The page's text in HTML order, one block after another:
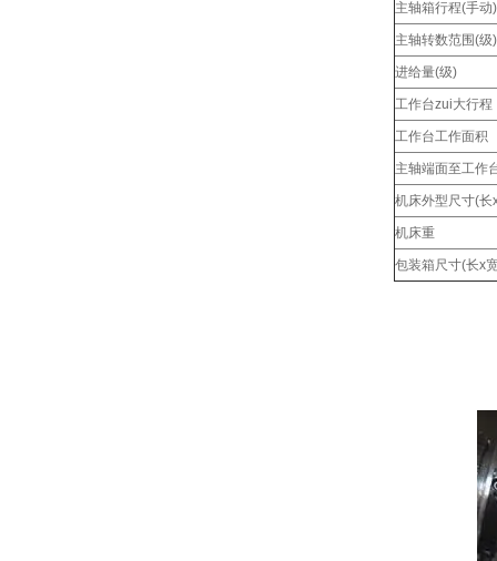
主轴箱行程(手动)
主轴转数范围(级)
进给量(级)
工作台zui大行程
工作台工作面积
主轴端面至工作
机床外型尺寸(长
机床重
包装箱尺寸(长x